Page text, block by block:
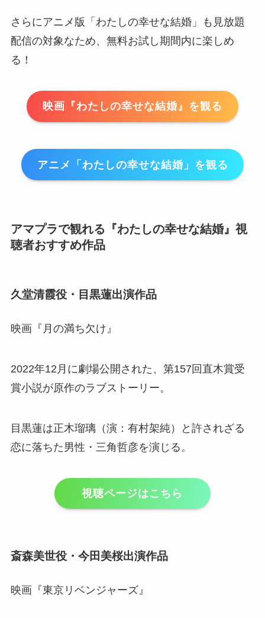
さらにアニメ版「わたしの幸せな結婚」も見放題
配信の対象なため、無料お試し期間内に楽しめ
る！
映画『わたしの幸せな結婚』を観る
アニメ「わたしの幸せな結婚」を観る
アマプラで観れる『わたしの幸せな結婚』視
聴者おすすめ作品
久堂清霞役・目黒蓮出演作品
映画『月の満ち欠け』
2022年12月に劇場公開された、第157回直木賞受
賞小説が原作のラブストーリー。
目黒蓮は正木瑠璃（演：有村架純）と許されざる
恋に落ちた男性・三角哲彦を演じる。
視聴ページはこちら
斎森美世役・今田美桜出演作品
映画『東京リベンジャーズ』